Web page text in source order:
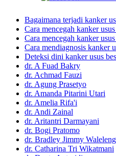
Bagaimana terjadi kanker
Cara mencegah kanker
Cara mencegah kanker
Cara mendiagnosis kanker
Deteksi dini kanker usus
dr. A Fuad Bakry
dr. Achmad Fauzi
dr. Agung Prasetyo
dr. Amanda Pitarini Utari
dr. Amelia Rifa'i
dr. Andi Zainal
dr. Aritantri Darmayani
dr. Bogi Pratomo
dr. Bradley Jimmy Waleleng
dr. Catharina Tri Wikatmani